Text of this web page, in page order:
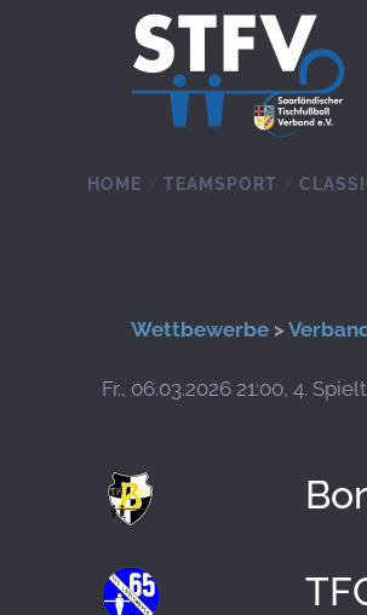
Zum Hauptinhalt springen
HOME TEAMSPORT
Wettbewerbe >
Fr., 06.03.2026 21:00, 4.